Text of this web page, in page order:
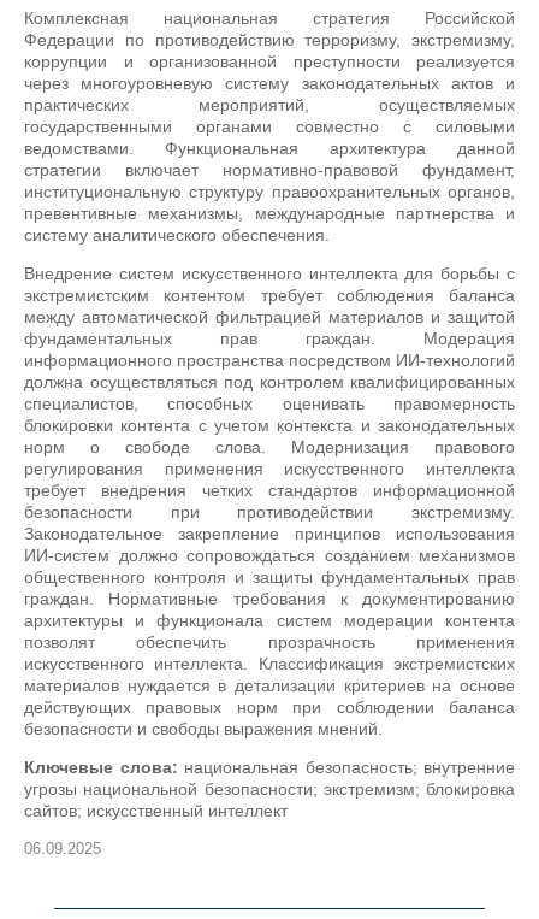
Комплексная национальная стратегия Российской
Федерации по противодействию терроризму, экстремизму,
коррупции и организованной преступности реализуется
через многоуровневую систему законодательных актов и
практических мероприятий, осуществляемых
государственными органами совместно с силовыми
ведомствами. Функциональная архитектура данной
стратегии включает нормативно-правовой фундамент,
институциональную структуру правоохранительных органов,
превентивные механизмы, международные партнерства и
систему аналитического обеспечения.
Внедрение систем искусственного интеллекта для борьбы с
экстремистским контентом требует соблюдения баланса
между автоматической фильтрацией материалов и защитой
фундаментальных прав граждан. Модерация
информационного пространства посредством ИИ-технологий
должна осуществляться под контролем квалифицированных
специалистов, способных оценивать правомерность
блокировки контента с учетом контекста и законодательных
норм о свободе слова. Модернизация правового
регулирования применения искусственного интеллекта
требует внедрения четких стандартов информационной
безопасности при противодействии экстремизму.
Законодательное закрепление принципов использования
ИИ-систем должно сопровождаться созданием механизмов
общественного контроля и защиты фундаментальных прав
граждан. Нормативные требования к документированию
архитектуры и функционала систем модерации контента
позволят обеспечить прозрачность применения
искусственного интеллекта. Классификация экстремистских
материалов нуждается в детализации критериев на основе
действующих правовых норм при соблюдении баланса
безопасности и свободы выражения мнений.
Ключевые слова: национальная безопасность; внутренние
угрозы национальной безопасности; экстремизм; блокировка
сайтов; искусственный интеллект
06.09.2025